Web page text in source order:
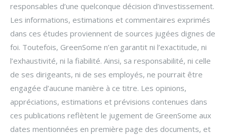
responsables d’une quelconque décision d’investissement.
Les informations, estimations et commentaires exprimés
dans ces études proviennent de sources jugées dignes de
foi. Toutefois, GreenSome n’en garantit ni l’exactitude, ni
l’exhaustivité, ni la fiabilité. Ainsi, sa responsabilité, ni celle
de ses dirigeants, ni de ses employés, ne pourrait être
engagée d’aucune manière à ce titre. Les opinions,
appréciations, estimations et prévisions contenues dans
ces publications reflètent le jugement de GreenSome aux
dates mentionnées en première page des documents, et